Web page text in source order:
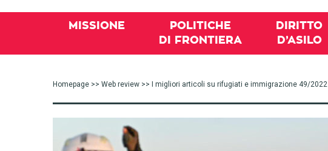
MISSIONE
POLITICHE
DI FRONTIERA
DIRITTO
D’ASILO
Homepage >> Web review >> I migliori articoli su rifugiati e immigrazione 49/2022